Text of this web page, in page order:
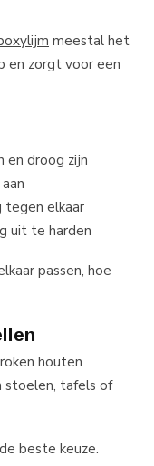
meestal het
en zorgt voor een
en droog zijn
tegen elkaar
uit te harden
passen, hoe
houten
stoelen, tafels of
beste keuze.